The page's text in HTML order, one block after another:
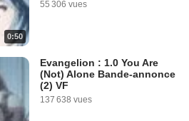
0:50
55 306 vues
Evangelion : 1.0 You Are
(Not) Alone Bande-annonce
(2) VF
137 638 vues